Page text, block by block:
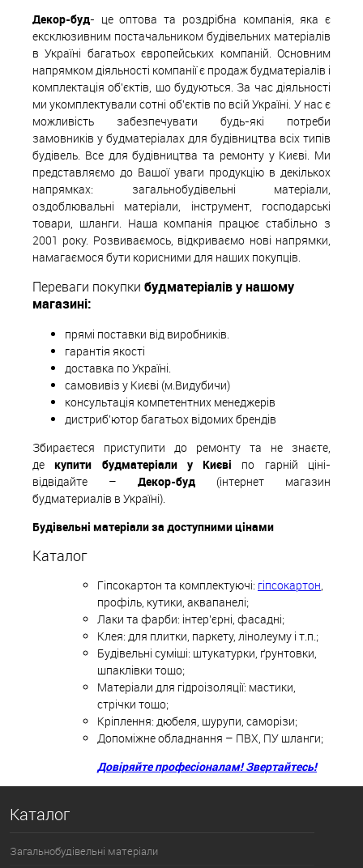
Декор-буд- це оптова та роздрібна компанія, яка є
ексклюзивним постачальником будівельних матеріалів
в Україні багатьох європейських компаній. Основним
напрямком діяльності компанії є продаж будматеріалів і
комплектація об'єктів, що будуються. За час діяльності
ми укомплектували сотні об'єктів по всій Україні. У нас є
можливість забезпечувати будь-які потреби
замовників у будматеріалах для будівництва всіх типів
будівель. Все для будівництва та ремонту у Києві. Ми
представляємо до Вашої уваги продукцію в декількох
напрямках: загальнобудівельні матеріали,
оздоблювальні матеріали, інструмент, господарські
товари, шланги. Наша компанія працює стабільно з
2001 року. Розвиваємось, відкриваємо нові напрямки,
намагаємося бути корисними для наших покупців.
Переваги покупки будматеріалів у нашому
магазині:
прямі поставки від виробників.
гарантія якості
доставка по Україні.
самовивіз у Києві (м.Видубичи)
консультація компетентних менеджерів
дистриб'ютор багатьох відомих брендів
Збираєтеся приступити до ремонту та не знаєте,
де
купити будматеріали у Києві по гарній ціні-
відвідайте – Декор-буд (інтернет магазин
будматериалів в Україні).
Будівельні матеріали за доступними цінами
Каталог
Гіпсокартон та комплектуючі: гіпсокартон,
профіль, кутики, аквапанелі;
Лаки та фарби: інтер'єрні, фасадні;
Клея: для плитки, паркету, лінолеуму і т.п.;
Будівельні суміші: штукатурки, ґрунтовки,
шпаклівки тощо;
Матеріали для гідроізоляції: мастики,
стрічки тощо;
Кріплення: дюбеля, шурупи, саморізи;
Допоміжне обладнання – ПВХ, ПУ шланги;
Довіряйте професіоналам! Звертайтесь!
Каталог
Загальнобудівельні матеріали